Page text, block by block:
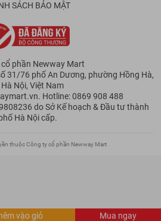
vào giỏ Mua ngay
SÁCH BẢO MẬT
cổ phần Newway Mart
31/76 phố An Dương, phường Hồng Hà,
Nội, Việt Nam
Hotline: 0869 908 488
do Sở Kế hoạch & Đầu tư thành
Hà Nội cấp.
thuộc Công ty cổ phần Newway Mart